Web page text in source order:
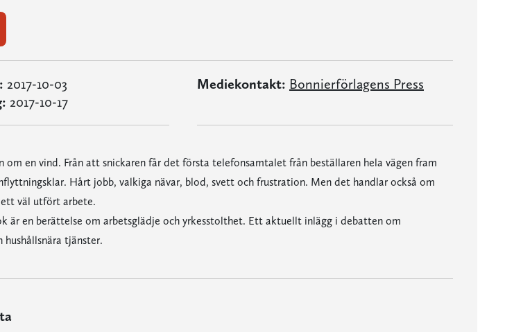
2017-10-03
2017-10-17
Mediekontakt: Bonnierförlagens Press
om en vind. Från att snickaren får det första telefonsamtalet från beställaren hela vägen fram
Hårt jobb, valkiga nävar, blod, svett och frustration. Men det handlar också om
väl utfört arbete.
är en berättelse om arbetsglädje och yrkesstolthet. Ett aktuellt inlägg i debatten om
hushållsnära tjänster.